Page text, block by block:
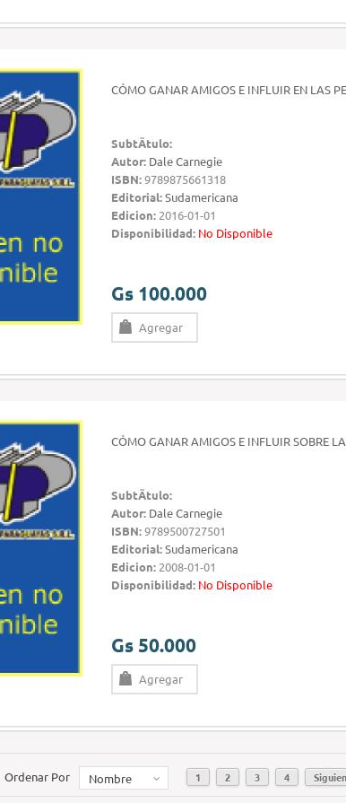
CÓMO GANAR AMIGOS E INFLUIR EN LAS
SubtÃ­tulo:
Autor: Dale Carnegie
ISBN:9789875661318
Editorial:Sudamericana
Edicion: 2016-01-01
Disponibilidad: No Disponible
Gs 100.000
Agregar
CÓMO GANAR AMIGOS E INFLUIR SOBRE
SubtÃ­tulo:
Autor: Dale Carnegie
ISBN:9789500727501
Editorial:Sudamericana
Edicion: 2008-01-01
Disponibilidad: No Disponible
Gs 50.000
Agregar
Ordenar Por Nombre 1 2 3 4